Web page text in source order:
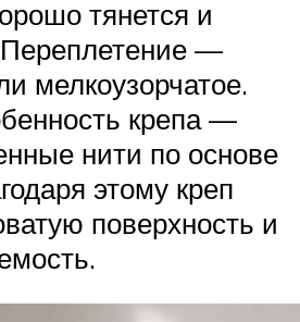
тянется и
—
мелкоузорчатое.
крепа —
нити по основе
этому креп
поверхность и